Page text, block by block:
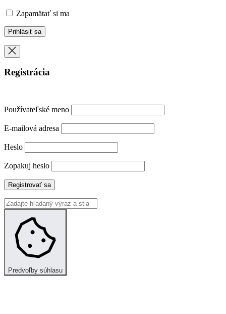
Zapamätať si ma
Registrácia
Používateľské meno
E-mailová adresa
Heslo
Zopakuj heslo
Registrovať sa
Predvoľby súhlasu